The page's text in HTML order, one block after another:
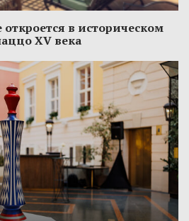
откроется в историческом
XV века